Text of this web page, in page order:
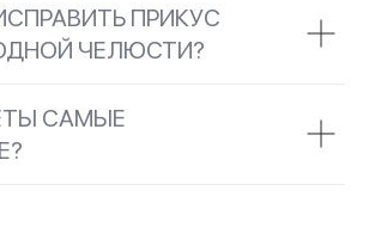
ПРИКУС
ЧЕЛЮСТИ?
САМЫЕ